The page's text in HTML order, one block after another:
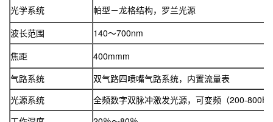
光学系统
帕型－龙格结构，罗兰光源
波长范围
140～700nm
焦距
400mmm
气路系统
双气路四喷嘴气路系统，内置流量表
光源系统
全频数字双脉冲激发光源，可变频（200-